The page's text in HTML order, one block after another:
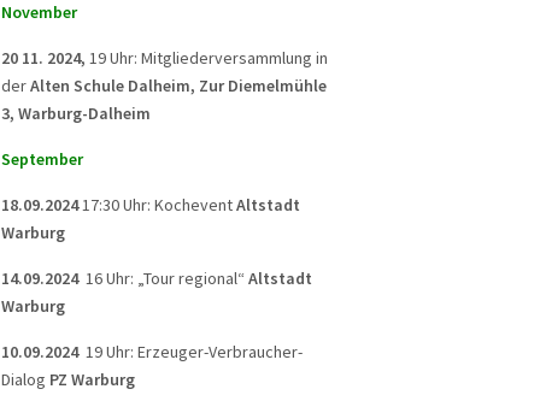
November
20 11. 2024, 19 Uhr: Mitgliederversammlung in
derAlten Schule Dalheim, Zur Diemelmühle
3, Warburg-Dalheim
September
18.09.202417:30 Uhr: KocheventAltstadt
Warburg
14.09.2024 16 Uhr: „Tour regional“ Altstadt
Warburg
10.09.2024 19 Uhr: Erzeuger-Verbraucher-
Dialog PZ Warburg